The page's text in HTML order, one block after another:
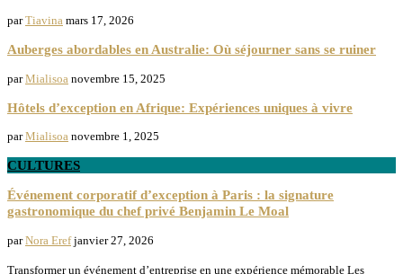
parTiavina mars 17, 2026
Auberges abordables en Australie: Où séjourner sans se ruiner
parMialisoa novembre 15, 2025
Hôtels d’exception en Afrique: Expériences uniques à vivre
parMialisoa novembre 1, 2025
CULTURES
Événement corporatif d’exception à Paris : la signature
gastronomique du chef privé Benjamin Le Moal
parNora Eref janvier 27, 2026
Transformer un événement d’entreprise en une expérience mémorable Les